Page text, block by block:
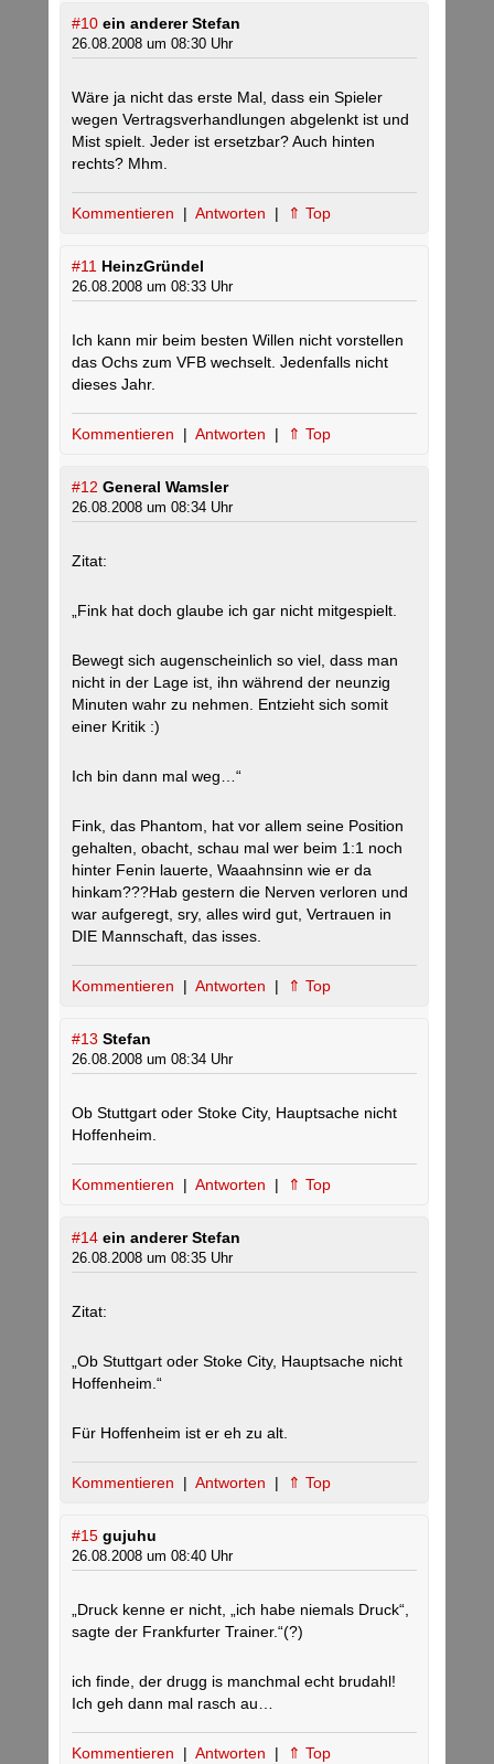
#10 ein anderer Stefan
26.08.2008 um 08:30 Uhr
Wäre ja nicht das erste Mal, dass ein Spieler
wegen Vertragsverhandlungen abgelenkt ist und
Mist spielt. Jeder ist ersetzbar? Auch hinten
rechts? Mhm.
Kommentieren | Antworten | ⇑ Top
#11 HeinzGründel
26.08.2008 um 08:33 Uhr
Ich kann mir beim besten Willen nicht vorstellen
das Ochs zum VFB wechselt. Jedenfalls nicht
dieses Jahr.
Kommentieren | Antworten | ⇑ Top
#12 General Wamsler
26.08.2008 um 08:34 Uhr
Zitat:
„Fink hat doch glaube ich gar nicht mitgespielt.
Bewegt sich augenscheinlich so viel, dass man
nicht in der Lage ist, ihn während der neunzig
Minuten wahr zu nehmen. Entzieht sich somit
einer Kritik :)
Ich bin dann mal weg…“
Fink, das Phantom, hat vor allem seine Position
gehalten, obacht, schau mal wer beim 1:1 noch
hinter Fenin lauerte, Waaahnsinn wie er da
hinkam???Hab gestern die Nerven verloren und
war aufgeregt, sry, alles wird gut, Vertrauen in
DIE Mannschaft, das isses.
Kommentieren | Antworten | ⇑ Top
#13 Stefan
26.08.2008 um 08:34 Uhr
Ob Stuttgart oder Stoke City, Hauptsache nicht
Hoffenheim.
Kommentieren | Antworten | ⇑ Top
#14 ein anderer Stefan
26.08.2008 um 08:35 Uhr
Zitat:
„Ob Stuttgart oder Stoke City, Hauptsache nicht
Hoffenheim.“
Für Hoffenheim ist er eh zu alt.
Kommentieren | Antworten | ⇑ Top
#15 gujuhu
26.08.2008 um 08:40 Uhr
„Druck kenne er nicht, „ich habe niemals Druck“,
sagte der Frankfurter Trainer.“(?)
ich finde, der drugg is manchmal echt brudahl!
Ich geh dann mal rasch au…
Kommentieren | Antworten | ⇑ Top